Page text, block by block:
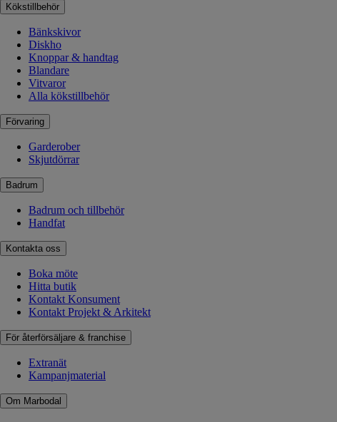
Kökstillbehör
Bänkskivor
Diskho
Knoppar & handtag
Blandare
Vitvaror
Alla kökstillbehör
Förvaring
Garderober
Skjutdörrar
Badrum
Badrum och tillbehör
Handfat
Kontakta oss
Boka möte
Hitta butik
Kontakt Konsument
Kontakt Projekt & Arkitekt
För återförsäljare & franchise
Extranät
Kampanjmaterial
Om Marbodal